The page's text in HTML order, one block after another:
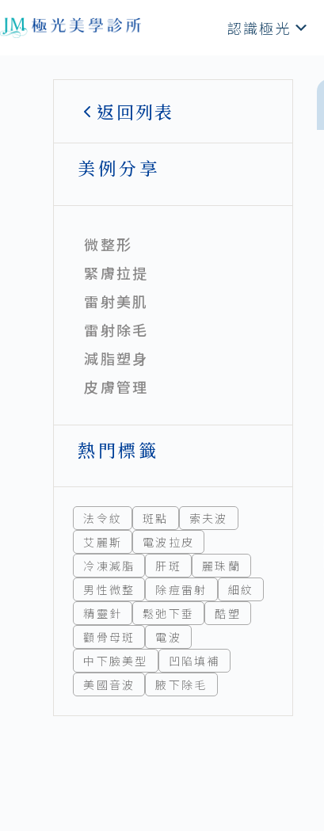
認識極光
返回列表
美例分享
微整形
緊膚拉提
雷射美肌
雷射除毛
減脂塑身
皮膚管理
熱門標籤
法令紋 斑點
索夫波
艾麗斯
電波拉皮
冷凍減脂
肝斑
麗珠蘭
男性微整
除痘雷射
細紋
精靈針
鬆弛下垂
酷塑
顴骨母斑
電波
中下臉美型
凹陷填補
美國音波
腋下除毛